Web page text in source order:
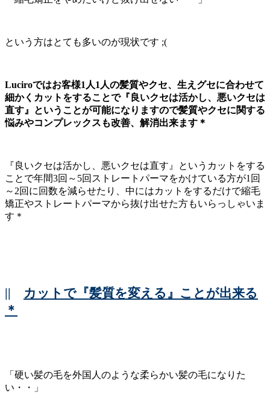
という方はとても多いのが現状です ;(
Luciroではお客様1人1人の髪質やクセ、生えグセに合わせて
細かくカットをすることで『良いクセは活かし、悪いクセは
直す』ということが可能になりますので髪質やクセに関する
悩みやコンプレックスも改善、解消出来ます＊
『良いクセは活かし、悪いクセは直す』というカットをする
ことで年間3回～5回ストレートパーマをかけている方が1回
～2回に回数を減らせたり、中にはカットをするだけで縮毛
矯正やストレートパーマから抜け出せた方もいらっしゃいま
す＊
|| カットで『髪質を変える』ことが出来る
＊
「硬い髪の毛を外国人のような柔らかい髪の毛になりた
い・・」